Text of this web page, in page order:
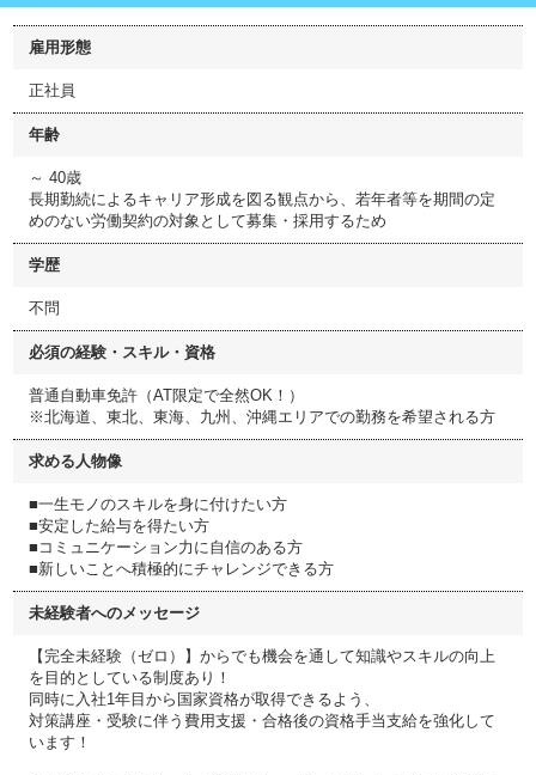
雇用形態
正社員
年齢
～ 40歳
長期勤続によるキャリア形成を図る観点から、若年者等を期間の定
めのない労働契約の対象として募集・採用するため
学歴
不問
必須の経験・スキル・資格
普通自動車免許（AT限定で全然OK！）
※北海道、東北、東海、九州、沖縄エリアでの勤務を希望される方
求める人物像
■一生モノのスキルを身に付けたい方
■安定した給与を得たい方
■コミュニケーション力に自信のある方
■新しいことへ積極的にチャレンジできる方
未経験者へのメッセージ
【完全未経験（ゼロ）】からでも機会を通して知識やスキルの向上
を目的としている制度あり！
同時に入社1年目から国家資格が取得できるよう、
対策講座・受験に伴う費用支援・合格後の資格手当支給を強化して
います！